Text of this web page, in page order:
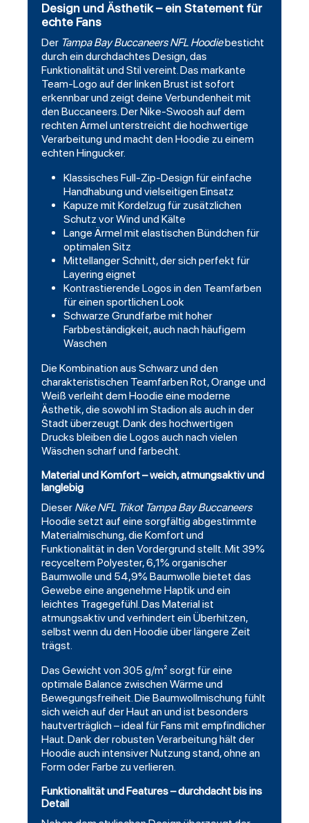
Design und Ästhetik – ein Statement für
echte Fans
Der Tampa Bay Buccaneers NFL Hoodiebesticht
durch ein durchdachtes Design, das
Funktionalität und Stil vereint. Das markante
Team-Logo auf der linken Brust ist sofort
erkennbar und zeigt deine Verbundenheit mit
den Buccaneers. Der Nike-Swoosh auf dem
rechten Ärmel unterstreicht die hochwertige
Verarbeitung und macht den Hoodie zu einem
echten Hingucker.
Klassisches Full-Zip-Design für einfache
Handhabung und vielseitigen Einsatz
Kapuze mit Kordelzug für zusätzlichen
Schutz vor Wind und Kälte
Lange Ärmel mit elastischen Bündchen für
optimalen Sitz
Mittellanger Schnitt, der sich perfekt für
Layering eignet
Kontrastierende Logos in den Teamfarben
für einen sportlichen Look
Schwarze Grundfarbe mit hoher
Farbbeständigkeit, auch nach häufigem
Waschen
Die Kombination aus Schwarz und den
charakteristischen Teamfarben Rot, Orange und
Weiß verleiht dem Hoodie eine moderne
Ästhetik, die sowohl im Stadion als auch in der
Stadt überzeugt. Dank des hochwertigen
Drucks bleiben die Logos auch nach vielen
Wäschen scharf und farbecht.
Material und Komfort – weich, atmungsaktiv und
langlebig
Dieser Nike NFL Trikot Tampa BayBuccaneers
Hoodie setzt auf eine sorgfältig abgestimmte
Materialmischung, die Komfort und
Funktionalität in den Vordergrund stellt. Mit 39%
recyceltem Polyester, 6,1% organischer
Baumwolle und 54,9% Baumwolle bietet das
Gewebe eine angenehme Haptik und ein
leichtes Tragegefühl. Das Material ist
atmungsaktiv und verhindert ein Überhitzen,
selbst wenn du den Hoodie über längere Zeit
trägst.
Das Gewicht von 305 g/m² sorgt für eine
optimale Balance zwischen Wärme und
Bewegungsfreiheit. Die Baumwollmischung fühlt
sich weich auf der Haut an und ist besonders
hautverträglich – ideal für Fans mit empfindlicher
Haut. Dank der robusten Verarbeitung hält der
Hoodie auch intensiver Nutzung stand, ohne an
Form oder Farbe zu verlieren.
Funktionalität und Features – durchdacht bis ins
Detail